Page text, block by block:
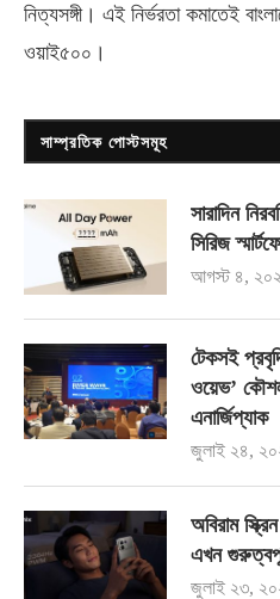
নিত্যসঙ্গী। এই নির্ভরতা কমাতেই
ওয়াই৫০০ ।
সাম্প্রতিক পোস্টসমূহ
সারাদিন
সিরিজ
আগস্ট ৪,
টেকসই
ওয়েভ’
এনার্জিপ্যাক
জুলাই ২৪,
অবিরাম
এখন
জুলাই ২৩,